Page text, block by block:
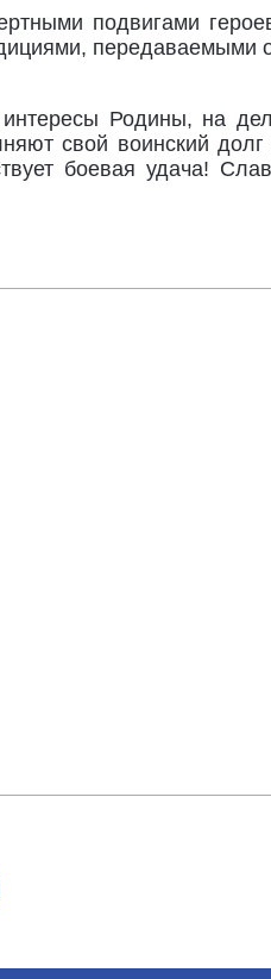
подвигами
передаваемыми
Родины, на
свой воинский долг
боевая удача!